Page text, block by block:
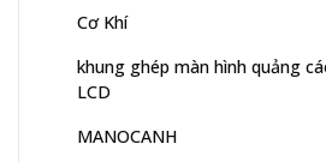
Cơ Khí
khung ghép màn hình quảng
LCD
MANOCANH